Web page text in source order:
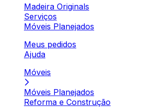
Madeira Originals
Serviços
Móveis Planejados
Meus pedidos
Ajuda
Móveis
Móveis Planejados
Reforma e Construção